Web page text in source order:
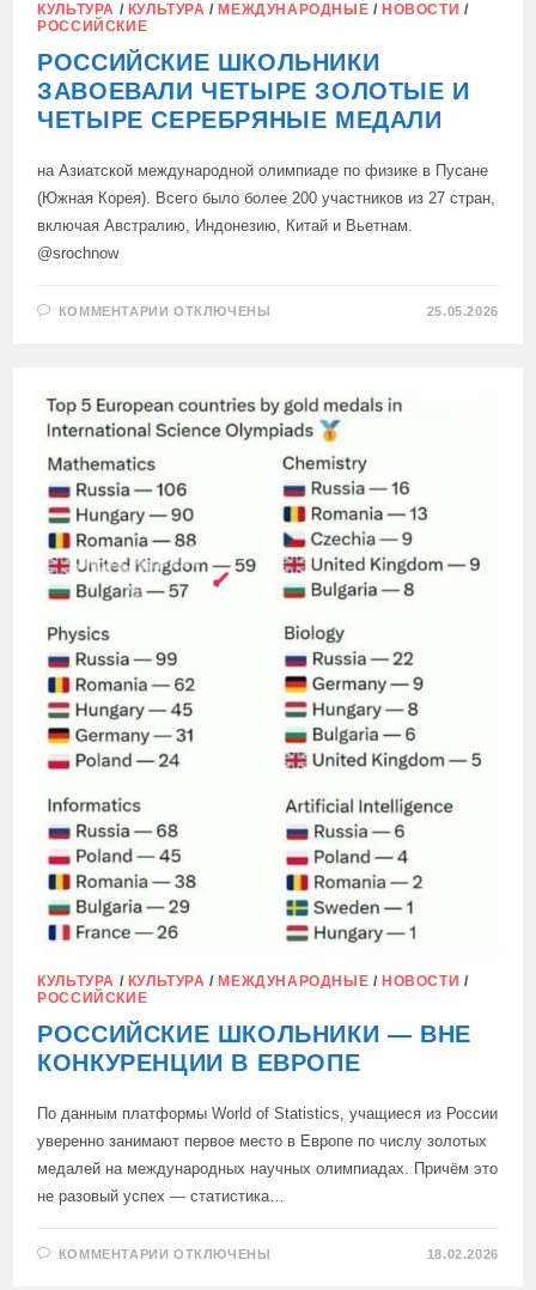
КУЛЬТУРА / КУЛЬТУРА / МЕЖДУНАРОДНЫЕ / НОВОСТИ /
РОССИЙСКИЕ
РОССИЙСКИЕ ШКОЛЬНИКИ
ЗАВОЕВАЛИ ЧЕТЫРЕ ЗОЛОТЫЕ И
ЧЕТЫРЕ СЕРЕБРЯНЫЕ МЕДАЛИ
на Азиатской международной олимпиаде по физике в Пусане
(Южная Корея). Всего было более 200 участников из 27 стран,
включая Австралию, Индонезию, Китай и Вьетнам.
@srochnow
КОММЕНТАРИИ К
ЗОЛОТЫЕ
И
ЧЕТЫРЕ
ОТКЛЮЧЕНЫ 25.05.2026
КУЛЬТУРА / КУЛЬТУРА / МЕЖДУНАРОДНЫЕ / НОВОСТИ /
РОССИЙСКИЕ
РОССИЙСКИЕ ШКОЛЬНИКИ — ВНЕ
КОНКУРЕНЦИИ В ЕВРОПЕ
По данным платформы World of Statistics, учащиеся из России
уверенно занимают первое место в Европе по числу золотых
медалей на международных научных олимпиадах. Причём это
не разовый успех — статистика…
КОММЕНТАРИИ К
ОТКЛЮЧЕНЫ 18.02.2026